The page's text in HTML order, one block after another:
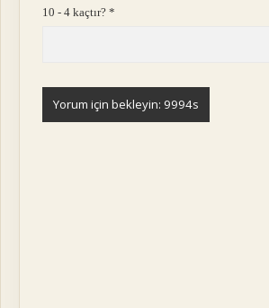
10 - 4 kaçtır?*